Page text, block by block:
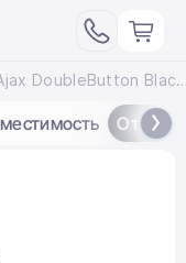
Ajax DoubleButton Black -
Отзывы